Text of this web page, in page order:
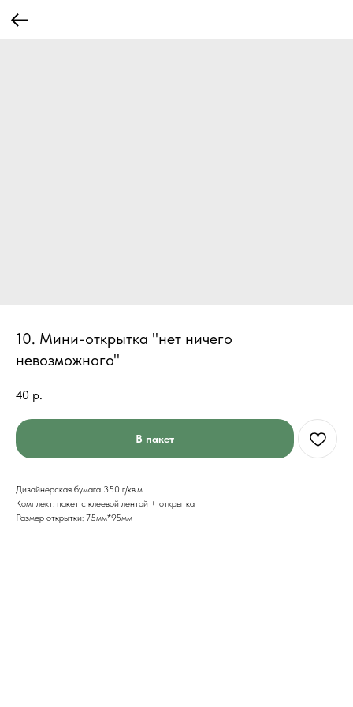
10. Мини-открытка "нет ничего
невозможного"
40 р.
В пакет
Дизайнерская бумага 350 г/кв.м
Комплект: пакет с клеевой лентой + открытка
Размер открытки: 75мм*95мм